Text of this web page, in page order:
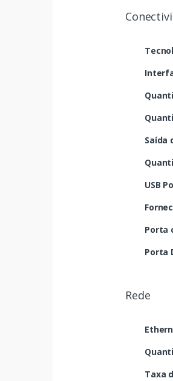
Saída
USB
Porta
Porta
Rede
Taxa